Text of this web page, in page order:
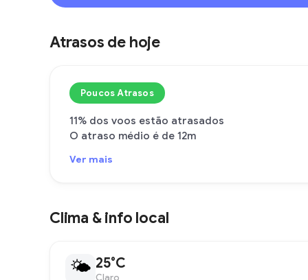
Atrasos de hoje
Poucos Atrasos
11% dos voos estão atrasados
O atraso médio é de 12m
Ver mais
Clima & info local
🌤 25°C
Claro